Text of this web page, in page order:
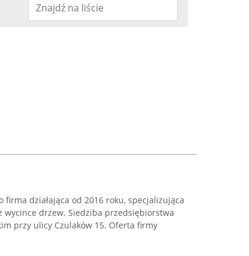
firma działająca od 2016 roku, specjalizująca
drzew. Siedziba przedsiębiorstwa
przy ulicy Czulaków 15. Oferta firmy